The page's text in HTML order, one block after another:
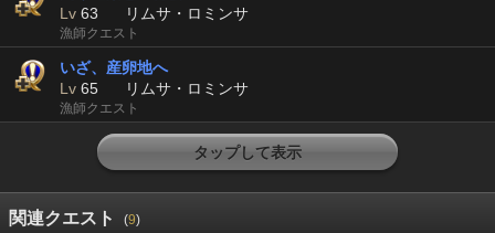
Lv 63 リムサ・ロミンサ
漁師クエスト
いざ、産卵地へ
Lv 65 リムサ・ロミンサ
漁師クエスト
タップして表示
関連クエスト (9)